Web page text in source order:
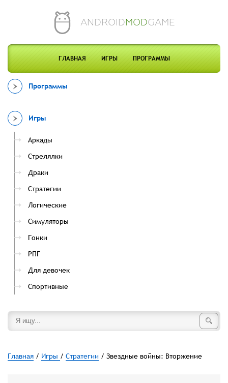
ANDROIDMODGAME
ГЛАВНАЯ ИГРЫ ПРОГРАММЫ
Программы
Игры
Аркады
Стрелялки
Драки
Стратегии
Логические
Симуляторы
Гонки
РПГ
Для девочек
Спортивные
Главная / Игры / Стратегии / Звездные войны: Вторжение